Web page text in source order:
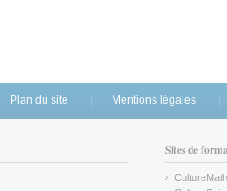
Plan du site Mentions légales
Sites de
CultureMath